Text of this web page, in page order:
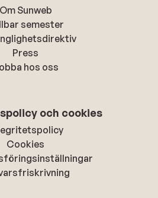
Om Sunweb
semester
Press
hos oss
och cookies
Cookies